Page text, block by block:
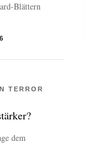
Blättern
TERROR
dem